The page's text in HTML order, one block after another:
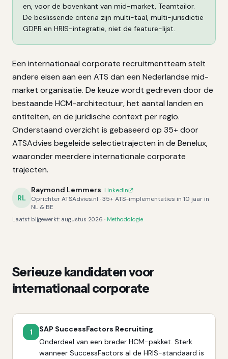
en, voor de bovenkant van mid-market, Teamtailor.
De beslissende criteria zijn multi-taal, multi-jurisdictie
GDPR en HRIS-integratie, niet de feature-lijst.
Een internationaal corporate recruitmentteam stelt
andere eisen aan een ATS dan een Nederlandse mid-
market organisatie. De keuze wordt gedreven door de
bestaande HCM-architectuur, het aantal landen en
entiteiten, en de juridische context per regio.
Onderstaand overzicht is gebaseerd op 35+ door
ATSAdvies begeleide selectietrajecten in de Benelux,
waaronder meerdere internationale corporate
trajecten.
RL
Raymond Lemmers LinkedIn
Oprichter ATSAdvies.nl · 35+ ATS-implementaties in 10 jaar in
NL & BE
Laatst bijgewerkt: augustus 2026 · Methodologie
Serieuze kandidaten voor
internationaal corporate
1
SAP SuccessFactors Recruiting
Onderdeel van een breder HCM-pakket. Sterk
wanneer SuccessFactors al de HRIS-standaard is